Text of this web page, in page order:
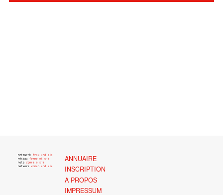
ANNUAIRE
INSCRIPTION
A PROPOS
IMPRESSUM